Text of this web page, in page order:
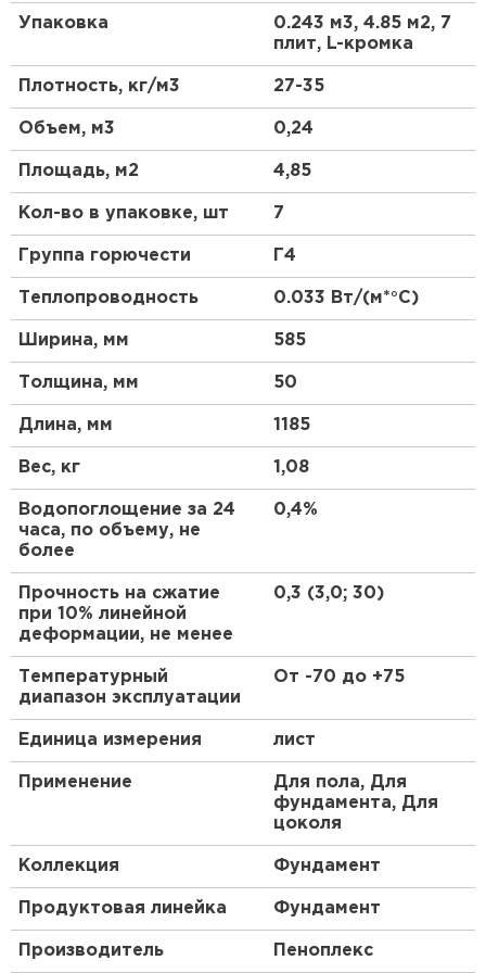
(например, фундаменты, полы, цоколи, садовые
дорожки). Плиты данного типа отличаются
выдерживать существенные нагрузки в течение
всего срока эксплуатации (более 50 лет).
Область применения
Предназначен для применения в частном
домостроении в нагружаемых конструкциях
(например, фундаменты, полы, цоколи, садовые
дорожки). Плиты Пеноплэкс Фундамент
отличаются повышенной прочностью и способны
выдерживать существенные нагрузки в течение
всего срока эксплуатации (более 50 лет).
Г-образная кромка плит позволяет состыковать их
идеально ровно, обеспечить непрерывный слой
холода при монтаже материала.
Преимущества
Экологичность
Безопасность
Абсолютная биостойкость
Неизменно низкая теплопроводность
Практически нулевое водопоглощение
однородная структура из закрытых
независимых ячеек)
Высокая прочность на сжатие
Подтвержденная долговечность
Произведено по ТУ 5767-006-54349294-2014
Упаковка
0.243 м3, 4.85 м2, 7
плит, L-кромка
Плотность, кг/м3 27-35
Объем, м3 0,24
Площадь, м2 4,85
Кол-во в упаковке, шт 7
Группа горючести Г4
Теплопроводность 0.033 Вт/(м*°C)
Ширина, мм 585
Толщина, мм 50
Длина, мм 1185
Вес, кг 1,08
Водопоглощение за 24
часа, по объему, не
более
0,4%
Прочность на сжатие
при 10% линейной
деформации, не менее
0,3 (3,0; 30)
Температурный
диапазон эксплуатации
От -70 до +75
Единица измерения лист
Применение
Для пола, Для
фундамента, Для
цоколя
Коллекция Фундамент
Продуктовая линейка Фундамент
Производитель Пеноплекс
ПЕРЕЙТИ
Утеплитель Теплекс
ПЕРЕЙТИ
Утеплитель Изомин
Рулонная кровля Брит
ПЕРЕЙТИ
Утеплитель Isoroc
ПЕРЕЙТИ
Утеплитель Isover
Утеплитель Paroc
ПЕРЕЙТИ
ПЕРЕЙТИ
Утеплитель Тимплэкс